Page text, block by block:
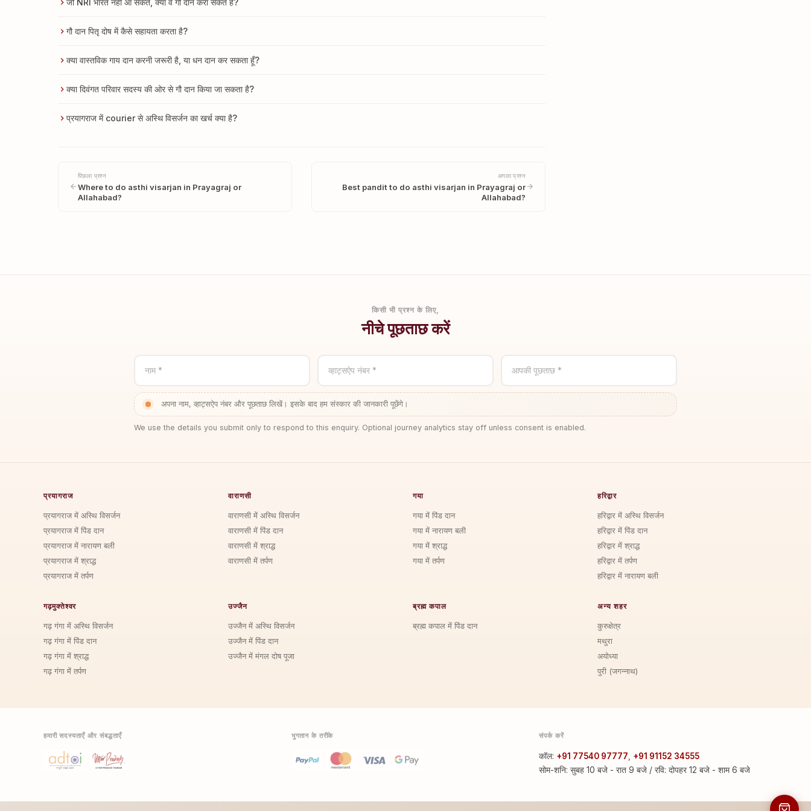
गौ दान पितृ दोष में कैसे सहायता करता है?
क्या वास्तविक गाय दान करनी जरूरी है, या धन दान कर सकता हूँ?
क्या दिवंगत परिवार सदस्य की ओर से गौ दान किया जा सकता है?
प्रयागराज में courier से अस्थि विसर्जन का खर्च क्या है?
पिछला प्रश्न
Where to do asthi visarjan in Prayagraj or
Allahabad?
अगला प्रश्न
Best pandit to do asthi visarjan in Prayagraj or
Allahabad?
किसी भी प्रश्न के लिए,
नीचे पूछताछ करें
नाम * व्हाट्सऐप नंबर * आपकी पूछताछ *
अपना नाम, व्हाट्सऐप नंबर और पूछताछ लिखें। इसके बाद हम संस्कार की जानकारी पूछेंगे।
We use the details you submit only to respond to this enquiry. Optional journey analytics stay off unless consent is enabled.
प्रयागराज
प्रयागराज में अस्थि विसर्जन
प्रयागराज में पिंड दान
प्रयागराज में नारायण बली
प्रयागराज में श्राद्ध
प्रयागराज में तर्पण
वाराणसी
वाराणसी में अस्थि विसर्जन
वाराणसी में पिंड दान
वाराणसी में श्राद्ध
वाराणसी में तर्पण
गया
गया में पिंड दान
गया में नारायण बली
गया में श्राद्ध
गया में तर्पण
हरिद्वार
हरिद्वार में अस्थि विसर्जन
हरिद्वार में पिंड दान
हरिद्वार में श्राद्ध
हरिद्वार में तर्पण
हरिद्वार में नारायण बली
गढ़मुक्तेश्वर
गढ़ गंगा में अस्थि विसर्जन
गढ़ गंगा में पिंड दान
गढ़ गंगा में श्राद्ध
गढ़ गंगा में तर्पण
उज्जैन
उज्जैन में अस्थि विसर्जन
उज्जैन में पिंड दान
उज्जैन में मंगल दोष पूजा
ब्रह्म कपाल
ब्रह्म कपाल में पिंड दान
अन्य शहर
कुरुक्षेत्र
मथुरा
अयोध्या
पुरी (जगन्नाथ)
हमारी सदस्यताएँ और संबद्धताएँ भुगतान के तरीके संपर्क करें
कॉल: +91 77540 97777
+91 91152 34555
सोम-शनि: सुबह 10 बजे - रात 9 बजे / रवि: दोपहर 12 बजे - शाम 6 बजे